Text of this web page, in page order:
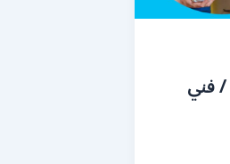
فلاتر مياه الشهداء / 99009522 / فني